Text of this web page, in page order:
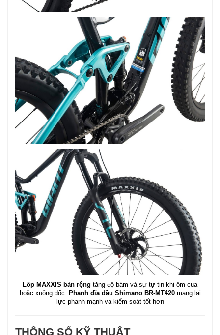
Lốp MAXXIS bản rộng tăng độ bám và sự tự tin khi ôm cua
hoặc xuống dốc. Phanh đĩa dầu Shimano BR-MT420mang lại
lực phanh mạnh và kiểm soát tốt hơn
THÔNG SỐ KỸ THUẬT